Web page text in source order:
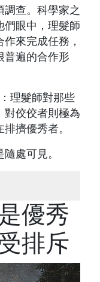
查。科學家之
們眼中，理髮師
來完成任務，
普遍的合作形
理髮師對那些
對佼佼者則極為
擠優秀者。
處可見。
優秀
排斥